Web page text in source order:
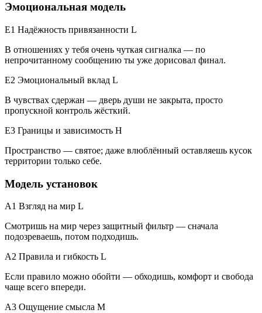
Эмоциональная модель
E1 Надёжность привязанности L
В отношениях у тебя очень чуткая сигналка — по
непрочитанному сообщению ты уже дорисовал финал.
E2 Эмоциональный вклад L
В чувствах сдержан — дверь души не закрыта, просто
пропускной контроль жёсткий.
E3 Границы и зависимость H
Пространство — святое; даже влюблённый оставляешь кусок
территории только себе.
Модель установок
A1 Взгляд на мир L
Смотришь на мир через защитный фильтр — сначала
подозреваешь, потом подходишь.
A2 Правила и гибкость L
Если правило можно обойти — обходишь, комфорт и свобода
чаще всего впереди.
A3 Ощущение смысла M